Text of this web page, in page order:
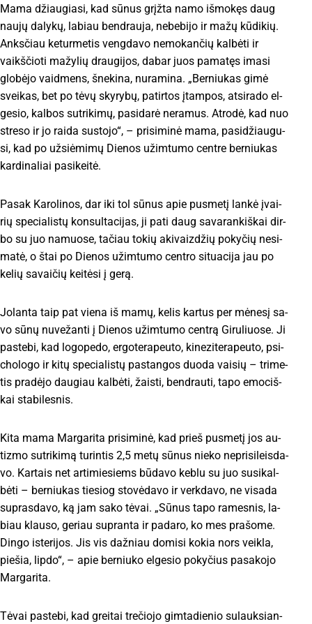
Ma­ma džiau­gia­si, kad sū­nus grįž­ta na­mo iš­mo­kęs daug
nau­jų da­ly­kų, la­biau bend­rau­ja, ne­be­bi­jo ir ma­žų kū­di­kių.
Anks­čiau ke­tur­me­tis veng­da­vo ne­mo­kan­čių kal­bė­ti ir
vaikš­čio­ti ma­žy­lių drau­gi­jos, da­bar juos pa­ma­tęs ima­si
glo­bė­jo vaid­mens, šne­ki­na, nu­ra­mi­na. „Ber­niu­kas gi­mė
svei­kas, bet po tė­vų sky­ry­bų, pa­tir­tos įtam­pos, at­si­ra­do el­
ge­sio, kal­bos su­tri­ki­mų, pa­si­da­rė ne­ra­mus. At­ro­dė, kad nuo
stre­so ir jo rai­da su­sto­jo“, – pri­si­mi­nė ma­ma, pa­si­džiau­gu­
si, kad po už­siė­mi­mų Die­nos užim­tu­mo cent­re ber­niu­kas
kar­di­na­liai pa­si­kei­tė.
Pa­sak Ka­ro­li­nos, dar iki tol sū­nus apie pus­me­tį lan­kė įvai­
rių spe­cia­lis­tų kon­sul­ta­ci­jas, ji pa­ti daug sa­va­ran­kiš­kai dir­
bo su juo na­muo­se, ta­čiau to­kių aki­vaiz­džių po­ky­čių ne­si­
ma­tė, o štai po Die­nos užim­tu­mo cent­ro si­tua­ci­ja jau po
ke­lių sa­vai­čių kei­tė­si į ge­rą.
Jo­lan­ta taip pat vie­na iš ma­mų, ke­lis kar­tus per mė­ne­sį sa­
vo sū­nų nuvežanti į Die­nos užim­tu­mo cent­rą Gi­ru­liuo­se. Ji
pa­ste­bi, kad lo­go­pe­do, er­go­te­ra­peu­to, ki­ne­zi­te­ra­peu­to, psi­
cho­lo­go ir ki­tų spe­cia­lis­tų pa­stan­gos duo­da vai­sių – tri­me­
tis pra­dė­jo dau­giau kal­bė­ti, žais­ti, bend­rau­ti, ta­po emo­ciš­
kai sta­bi­les­nis.
Ki­ta ma­ma Mar­ga­ri­ta pri­si­mi­nė, kad prieš pus­me­tį jos au­
tiz­mo su­tri­ki­mą tu­rin­tis 2,5 me­tų sū­nus nie­ko ne­pri­si­leis­da­
vo. Kar­tais net ar­ti­mie­siems bū­da­vo keb­lu su juo su­si­kal­
bė­ti – ber­niu­kas tie­siog sto­vė­da­vo ir verk­da­vo, ne vi­sa­da
su­pras­da­vo, ką jam sa­ko tė­vai. „Sū­nus ta­po ra­mes­nis, la­
biau klau­so, ge­riau su­pran­ta ir pa­da­ro, ko mes pra­šo­me.
Din­go is­te­ri­jos. Jis vis daž­niau do­mi­si ko­kia nors veik­la,
pie­šia, lip­do“, – apie ber­niu­ko elgesio po­ky­čius pa­sa­ko­jo
Mar­ga­ri­ta.
Tė­vai pa­ste­bi, kad greitai tre­čio­jo gim­ta­die­nio su­lauk­sian­